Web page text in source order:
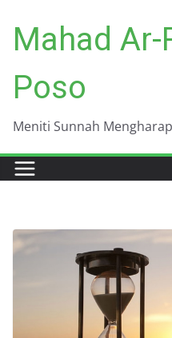
content
Mahad Ar-
Poso
Meniti Sunnah